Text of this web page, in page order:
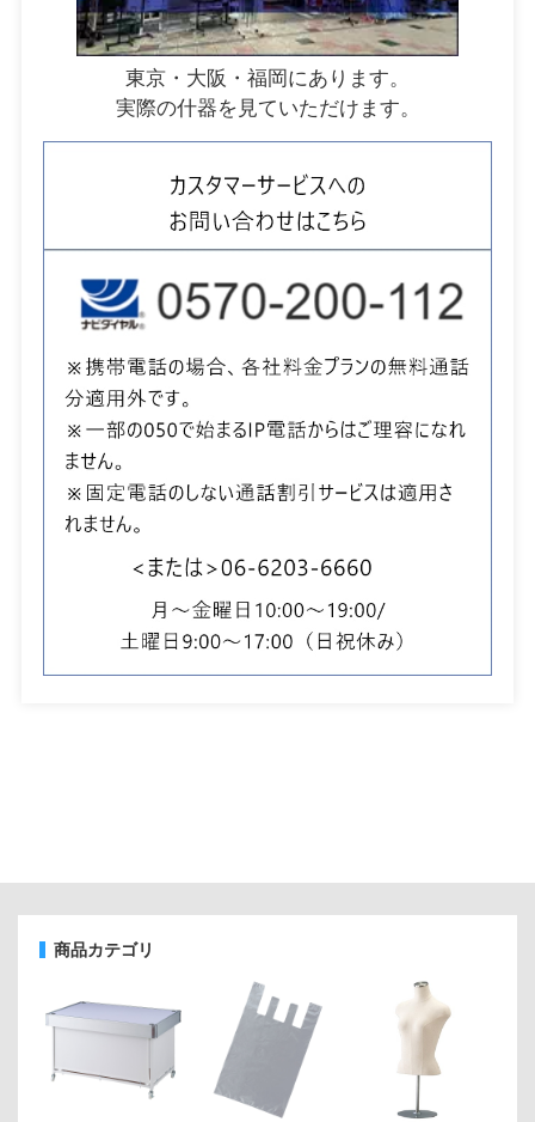
東京・大阪・福岡にあります。
実際の什器を見ていただけます。
商品カテゴリ